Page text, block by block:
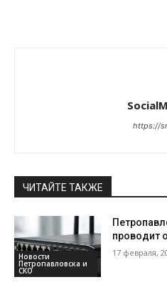
https://
ЧИТАЙТЕ ТАКЖЕ
Новости
Петропавловска и
СКО
проводит
17 февраля,